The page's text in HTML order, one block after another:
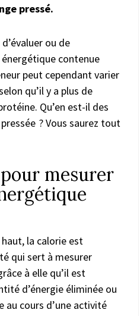
pressé.
ou de
contenue
peut cependant varier
qu’il y a plus de
Qu’en est-il des
? Vous saurez tout
mesurer
la calorie est
qui sert à mesurer
à elle qu’il est
d’énergie éliminée ou
au cours d’une activité